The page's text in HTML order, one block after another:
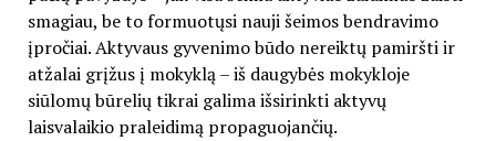
smagiau, be to formuotųsi nauji šeimos bendravimo
įpročiai. Aktyvaus gyvenimo būdo nereiktų pamiršti ir
atžalai grįžus į mokyklą – iš daugybės mokykloje
siūlomų būrelių tikrai galima išsirinkti aktyvų
laisvalaikio praleidimą propaguojančių.